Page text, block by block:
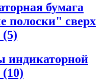
бумага
полоски" сверх
(5)
индикаторной
(10)